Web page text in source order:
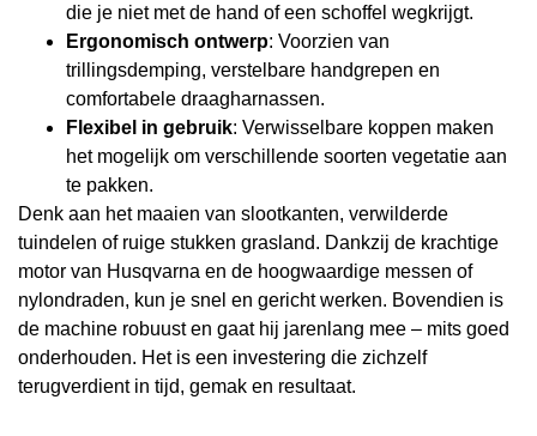
die je niet met de hand of een schoffel wegkrijgt.
Ergonomisch ontwerp: Voorzien van
trillingsdemping, verstelbare handgrepen en
comfortabele draagharnassen.
Flexibel in gebruik: Verwisselbare koppen maken
het mogelijk om verschillende soorten vegetatie aan
te pakken.
Denk aan het maaien van slootkanten, verwilderde
tuindelen of ruige stukken grasland. Dankzij de krachtige
motor van Husqvarna en de hoogwaardige messen of
nylondraden, kun je snel en gericht werken. Bovendien is
de machine robuust en gaat hij jarenlang mee – mits goed
onderhouden. Het is een investering die zichzelf
terugverdient in tijd, gemak en resultaat.